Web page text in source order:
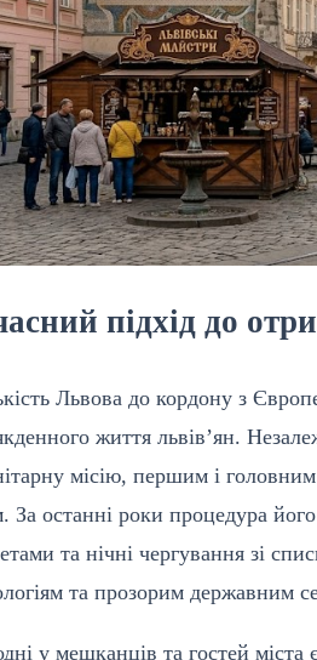
підхід до
Львова до кордону з
життя львів’ян.
місію, першим і
За останні роки процедура
та нічні чергування зі
та прозорим державним
у мешканців та гостей